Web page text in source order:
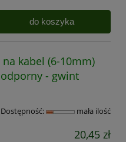
do koszyka
na kabel (6-10mm)
- gwint
Dostępność: mała ilość
20,45 zł